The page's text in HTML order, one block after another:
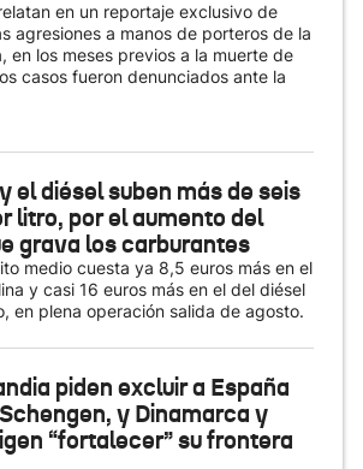
en un reportaje exclusivo de
agresiones a manos de porteros de la
en los meses previos a la muerte de
casos fueron denunciados ante la
el diésel suben más de seis
litro, por el aumento del
grava los carburantes
medio cuesta ya 8,5 euros más en el
y casi 16 euros más en el del diésel
en plena operación salida de agosto.
piden excluir a España
y Dinamarca y
“fortalecer” su frontera